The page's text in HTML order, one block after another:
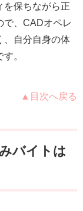
を保ちながら正
で、CADオペレ
、自分自身の体
。
▲目次へ戻る
バイトは